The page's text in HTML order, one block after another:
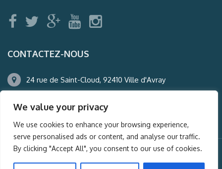
We value your privacy
We use cookies to enhance your browsing experience,
serve personalised ads or content, and analyse our traffic.
By clicking "Accept All", you consent to our use of cookies.
CONTACTEZ-NOUS
24 rue de Saint-Cloud, 92410 Ville d'Avray